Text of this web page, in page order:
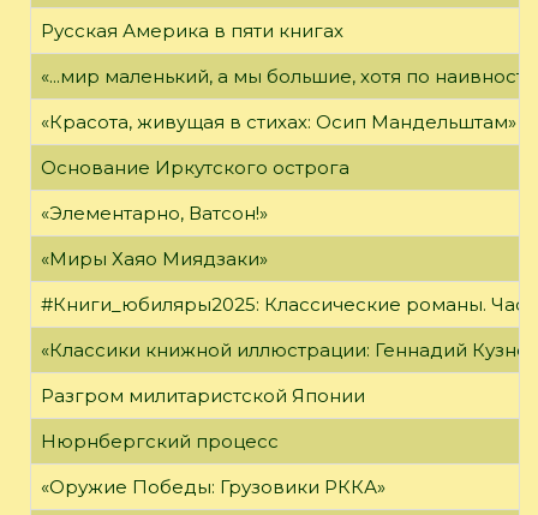
Русская Америка в пяти книгах
«...мир маленький, а мы большие, хотя по
«Красота, живущая в стихах: Осип Мандельштам»
Основание Иркутского острога
«Элементарно, Ватсон!»
«Миры Хаяо Миядзаки»
#Книги_юбиляры2025: Классические романы.
«Классики книжной иллюстрации: Геннадий
Разгром милитаристской Японии
Нюрнбергский процесс
«Оружие Победы: Грузовики РККА»